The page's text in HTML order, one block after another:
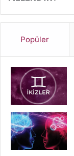
Popüler